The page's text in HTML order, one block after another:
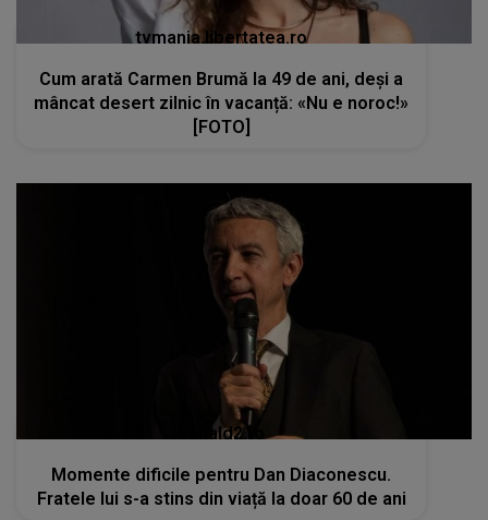
tvmania.libertatea.ro
Cum arată Carmen Brumă la 49 de ani, deși a
mâncat desert zilnic în vacanță: «Nu e noroc!»
[FOTO]
kanald2.ro
Momente dificile pentru Dan Diaconescu.
Fratele lui s-a stins din viață la doar 60 de ani